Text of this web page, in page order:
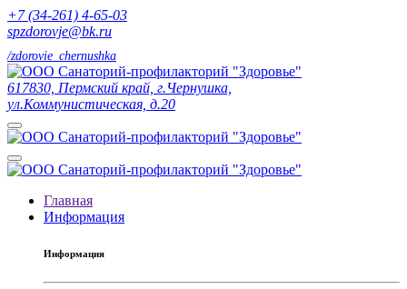
+7 (34-261) 4-65-03
spzdorovje@bk.ru
/zdorovie_chernushka
617830, Пермский край, г.Чернушка,
ул.Коммунистическая, д.20
Главная
Информация
Информация